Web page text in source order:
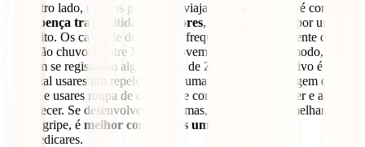
Por outro lado, um dos perigos de viajar para a Tailândia é contrair
doença transmitida por vetores, ou seja, causada por um
mosquito. Os casos de dengue são frequentes, especialmente durante
a estação chuvosa entre Maio e Novembro. Do mesmo modo,
também se registaram alguns casos de Zika. Por este motivo é
essencial usares um repelente com uma elevada percentagem de
DEET e usares roupa de cor clara e comprida ao anoitecer e ao
amanhecer. Se desenvolveres sintomas, muitas vezes semelhantes
aos da gripe, é melhor consultares um médico
automedicares.